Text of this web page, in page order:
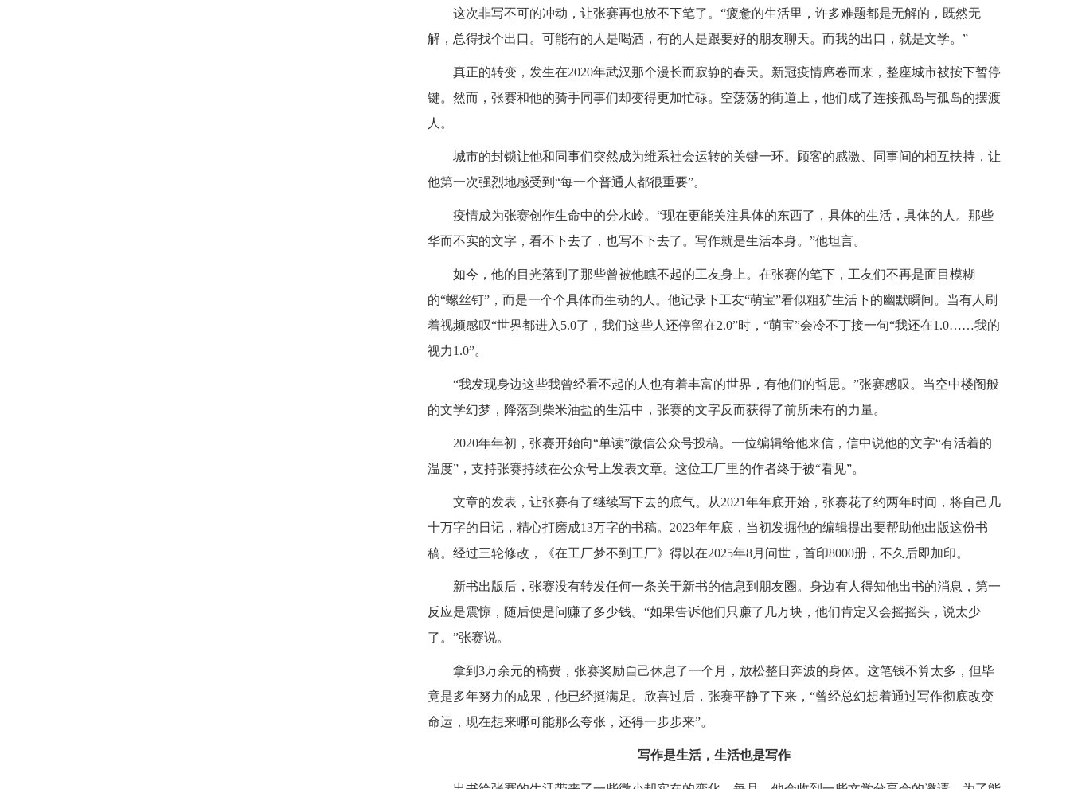
这次非写不可的冲动，让张赛再也放不下笔了。“疲惫的生活里，许多难题都是无解的，既然无
解，总得找个出口。可能有的人是喝酒，有的人是跟要好的朋友聊天。而我的出口，就是文学。”
真正的转变，发生在2020年武汉那个漫长而寂静的春天。新冠疫情席卷而来，整座城市被按下暂停
键。然而，张赛和他的骑手同事们却变得更加忙碌。空荡荡的街道上，他们成了连接孤岛与孤岛的摆渡
人。
城市的封锁让他和同事们突然成为维系社会运转的关键一环。顾客的感激、同事间的相互扶持，让
他第一次强烈地感受到“每一个普通人都很重要”。
疫情成为张赛创作生命中的分水岭。“现在更能关注具体的东西了，具体的生活，具体的人。那些
华而不实的文字，看不下去了，也写不下去了。写作就是生活本身。”他坦言。
如今，他的目光落到了那些曾被他瞧不起的工友身上。在张赛的笔下，工友们不再是面目模糊
的“螺丝钉”，而是一个个具体而生动的人。他记录下工友“萌宝”看似粗犷生活下的幽默瞬间。当有人刷
着视频感叹“世界都进入5.0了，我们这些人还停留在2.0”时，“萌宝”会冷不丁接一句“我还在1.0……我的
视力1.0”。
“我发现身边这些我曾经看不起的人也有着丰富的世界，有他们的哲思。”张赛感叹。当空中楼阁般
的文学幻梦，降落到柴米油盐的生活中，张赛的文字反而获得了前所未有的力量。
2020年年初，张赛开始向“单读”微信公众号投稿。一位编辑给他来信，信中说他的文字“有活着的
温度”，支持张赛持续在公众号上发表文章。这位工厂里的作者终于被“看见”。
文章的发表，让张赛有了继续写下去的底气。从2021年年底开始，张赛花了约两年时间，将自己几
十万字的日记，精心打磨成13万字的书稿。2023年年底，当初发掘他的编辑提出要帮助他出版这份书
稿。经过三轮修改，《在工厂梦不到工厂》得以在2025年8月问世，首印8000册，不久后即加印。
新书出版后，张赛没有转发任何一条关于新书的信息到朋友圈。身边有人得知他出书的消息，第一
反应是震惊，随后便是问赚了多少钱。“如果告诉他们只赚了几万块，他们肯定又会摇摇头，说太少
了。”张赛说。
拿到3万余元的稿费，张赛奖励自己休息了一个月，放松整日奔波的身体。这笔钱不算太多，但毕
竟是多年努力的成果，他已经挺满足。欣喜过后，张赛平静了下来，“曾经总幻想着通过写作彻底改变
命运，现在想来哪可能那么夸张，还得一步步来”。
写作是生活，生活也是写作